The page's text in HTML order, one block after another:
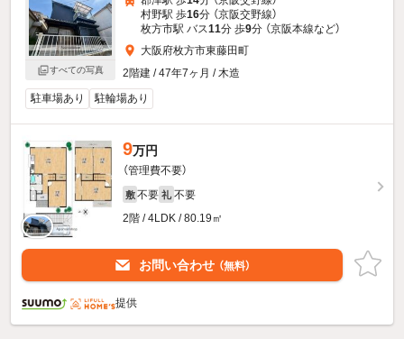
すべての写真
村野駅 歩16分 （京阪交野線）
枚方市駅 バス11分 歩9分 （京阪本線など）
大阪府枚方市東藤田町
2階建 / 47年7ヶ月 / 木造
駐車場あり
駐輪場あり
9万円
（管理費不要）
敷 不要 礼 不要
2階 / 4LDK / 80.19㎡
お問い合わせ （無料）
提供